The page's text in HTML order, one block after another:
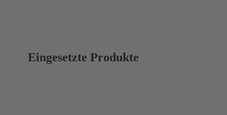
Eingesetzte Produkte